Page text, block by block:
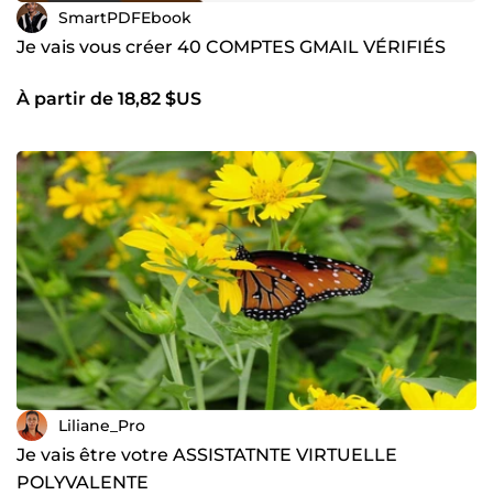
SmartPDFEbook
Je vais vous créer 40 COMPTES GMAIL VÉRIFIÉS
À partir de 18,82 $US
Liliane_Pro
Je vais être votre ASSISTATNTE VIRTUELLE
POLYVALENTE